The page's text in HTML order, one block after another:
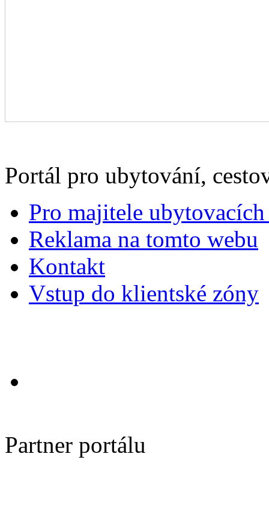
Portál pro ubytování,
Pro majitele
Reklama na tomto webu
Kontakt
Vstup do klientské zóny
Partner portálu